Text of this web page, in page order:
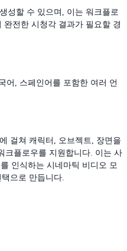
성할 수 있으며, 이는 워크플로
전한 시청각 결과가 필요할 경
어, 스페인어를 포함한 여러 언
걸쳐 캐릭터, 오브젝트, 장면을
크플로우를 지원합니다. 이는 사
인식하는 시네마틱 비디오 모
으로 만듭니다.